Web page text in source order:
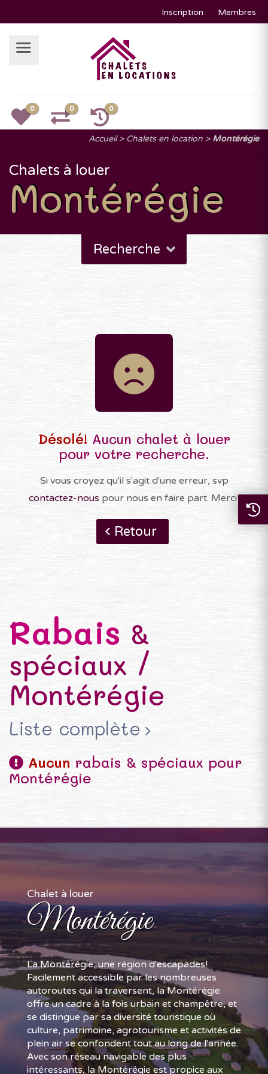
Inscription Membres
0 0 0
Accueil Chalets en location Montérégie
Chalets à louer
Montérégie
Recherche
Désolé! Aucun chalet à louer
pour votre recherche.
Si vous croyez qu'il s'agit d'une erreur, svp
contactez-nous pour nous en faire part. Merci!
Retour
Rabais &
spéciaux /
Montérégie
Liste complète
Aucun rabais & spéciaux pour
Montérégie
Chalet à louer
Montérégie
La Montérégie, une région d'escapades!
Facilement accessible par les nombreuses
autoroutes qui la traversent, la Montérégie
offre un cadre à la fois urbain et champêtre, et
se distingue par sa diversité touristique où
culture, patrimoine, agrotourisme et activités de
plein air se confondent tout au long de l'année.
Avec son réseau navigable des plus
intéressants, la Montérégie est propice aux